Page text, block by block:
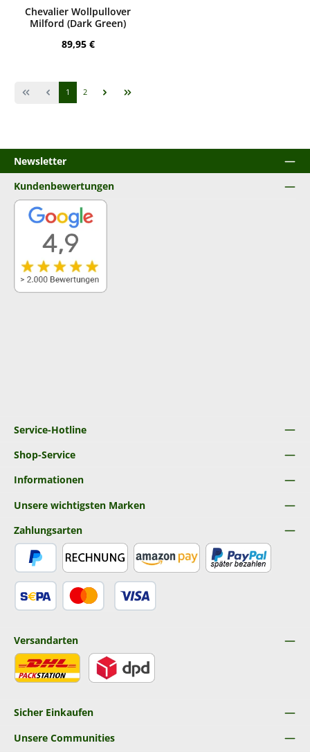
Chevalier Wollpullover
Milford (Dark Green)
Regulärer Preis:
89,95 €
Seite
1 Seite
2
Newsletter
Service-Hotline
Shop-Service
Informationen
Unsere wichtigsten Marken
Sicher Einkaufen
Kundenbewertungen
Unsere Communities
Zahlungsarten
Versandarten